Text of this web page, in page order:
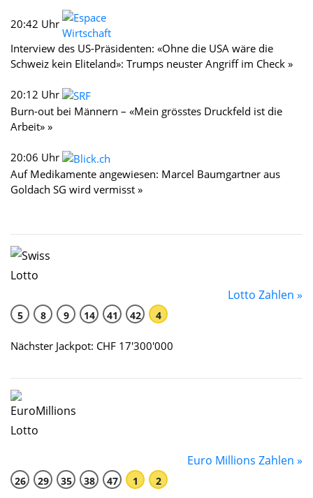
20:42 Uhr
Interview des US-Präsidenten: «Ohne die USA wäre die
Schweiz kein Eliteland»: Trumps neuster Angriff im Check »
20:12 Uhr
Burn-out bei Männern – «Mein grösstes Druckfeld ist die
Arbeit» »
20:06 Uhr
Auf Medikamente angewiesen: Marcel Baumgartner aus
Goldach SG wird vermisst »
Lotto Zahlen »
5 8 9 14 41 42 4
Nächster Jackpot: CHF 17'300'000
Euro Millions Zahlen »
26 29 35 38 47 1 2